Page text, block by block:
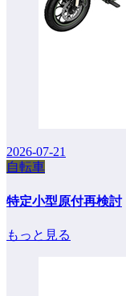
2026-07-21
自転車
特定小型原付再検討
もっと見る